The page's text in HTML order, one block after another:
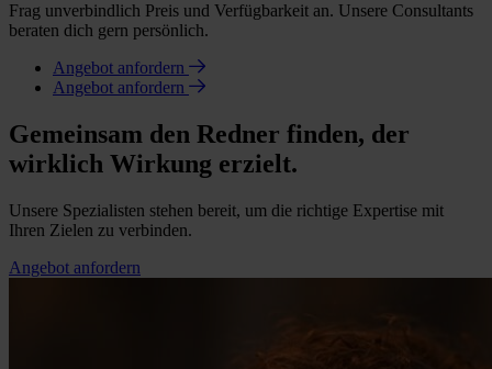
Frag unverbindlich Preis und Verfügbarkeit an. Unsere Consultants
beraten dich gern persönlich.
Angebot anfordern
Angebot anfordern
Gemeinsam den Redner finden, der
wirklich Wirkung erzielt.
Unsere Spezialisten stehen bereit, um die richtige Expertise mit
Ihren Zielen zu verbinden.
Angebot anfordern